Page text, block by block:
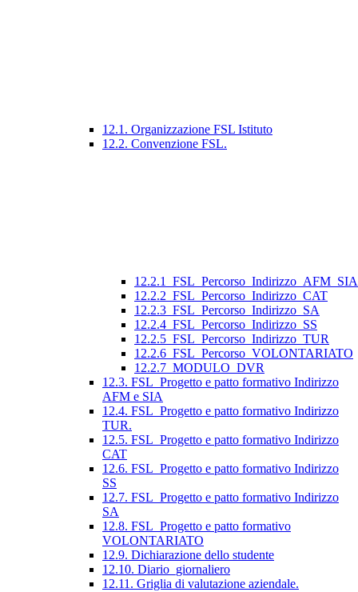
12.1. Organizzazione FSL Istituto
12.2. Convenzione FSL.
12.2.1_FSL_Percorso_Indirizzo_AFM_SIA
12.2.2_FSL_Percorso_Indirizzo_CAT
12.2.3_FSL_Percorso_Indirizzo_SA
12.2.4_FSL_Percorso_Indirizzo_SS
12.2.5_FSL_Percorso_Indirizzo_TUR
12.2.6_FSL_Percorso_VOLONTARIATO
12.2.7_MODULO_DVR
12.3. FSL_Progetto e patto formativo Indirizzo
AFM e SIA
12.4. FSL_Progetto e patto formativo Indirizzo
TUR.
12.5. FSL_Progetto e patto formativo Indirizzo
CAT
12.6. FSL_Progetto e patto formativo Indirizzo
SS
12.7. FSL_Progetto e patto formativo Indirizzo
SA
12.8. FSL_Progetto e patto formativo
VOLONTARIATO
12.9. Dichiarazione dello studente
12.10. Diario_giornaliero
12.11. Griglia di valutazione aziendale.